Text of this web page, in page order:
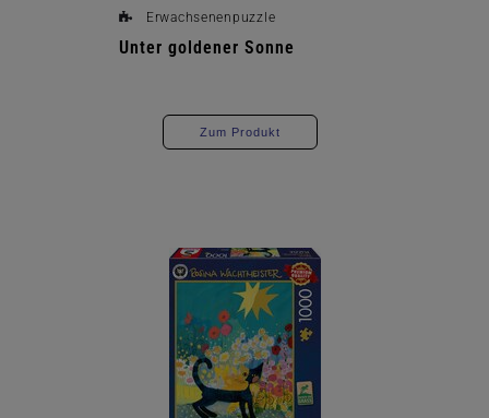
Erwachsenenpuzzle
Unter goldener Sonne
Zum Produkt